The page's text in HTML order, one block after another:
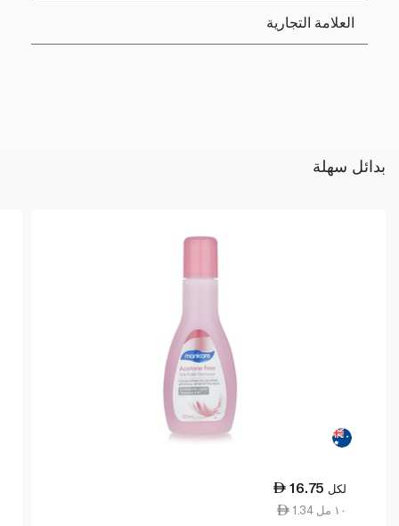
العلامة التجارية
بدائل سهلة
16.75 لكل
1.34 ١٠ مل